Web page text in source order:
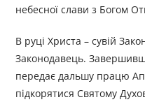
небесної слави з Богом
В руці Христа – сувій
Законодавець.
передає дальшу працю
підкорятися Святому